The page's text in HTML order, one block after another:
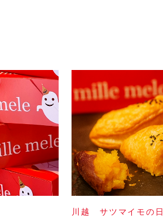
川越 サツマイモの日